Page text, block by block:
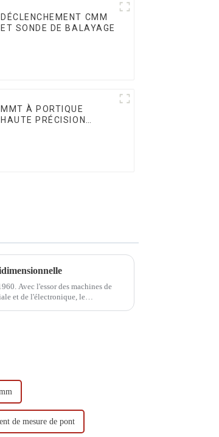
DÉCLENCHEMENT CMM
ET SONDE DE BALAYAGE
MMT À PORTIQUE
HAUTE PRÉCISION
Avec l'essor des machines de
et de l'électronique, le
de mesure de pont